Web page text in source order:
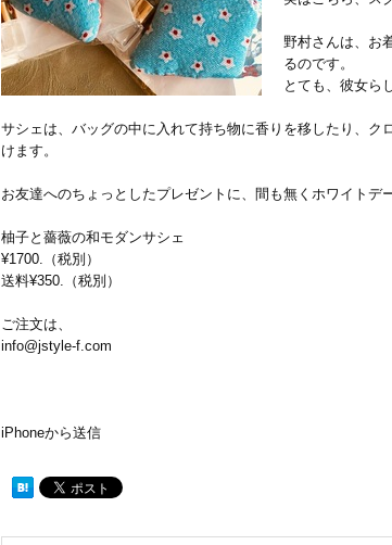
野村さんは、お
るのです。
とても、彼女ら
サシェは、バッグの中に入れて持ち物に香りを移したり、
けます。
お友達へのちょっとしたプレゼントに、間も無くホワイトデ
柚子と薔薇の和モダンサシェ
¥1700.（税別）
送料¥350.（税別）
ご注文は、
info@jstyle-f.com
iPhoneから送信